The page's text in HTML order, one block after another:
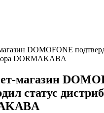
DOMOFONE
DORMAKABA
магазин
статус